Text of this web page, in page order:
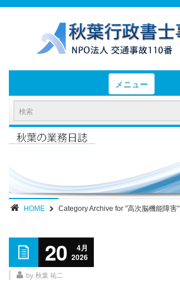
メニュー
HOME
お知らせと業務日誌
- 後遺障害等級認定実績（初回申請）
- 後遺障害等級認定実績（異議申立）
部位別症状
- 部位別解説 ～ 交通事故外傷の教科書
HOME Category Archive for "高次脳機能障害"
20
4月
2026
by 秋葉 祐二